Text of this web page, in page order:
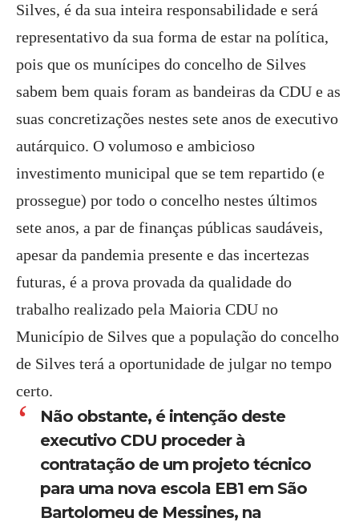
Silves, é da sua inteira responsabilidade e será
representativo da sua forma de estar na política,
pois que os munícipes do concelho de Silves
sabem bem quais foram as bandeiras da CDU e as
suas concretizações nestes sete anos de executivo
autárquico. O volumoso e ambicioso
investimento municipal que se tem repartido (e
prossegue) por todo o concelho nestes últimos
sete anos, a par de finanças públicas saudáveis,
apesar da pandemia presente e das incertezas
futuras, é a prova provada da qualidade do
trabalho realizado pela Maioria CDU no
Município de Silves que a população do concelho
de Silves terá a oportunidade de julgar no tempo
certo.
Não obstante, é intenção deste
executivo CDU proceder à
contratação de um projeto técnico
para uma nova escola EB1 em São
Bartolomeu de Messines, na